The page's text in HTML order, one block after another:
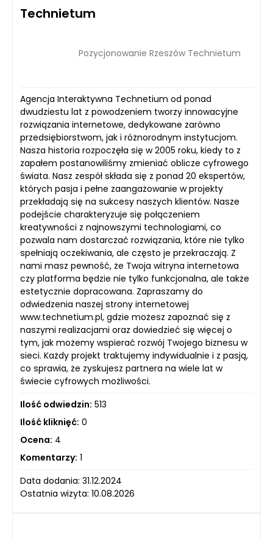
Technietum
Pozycjonowanie Rzeszów Technietum
Agencja Interaktywna Technetium od ponad
dwudziestu lat z powodzeniem tworzy innowacyjne
rozwiązania internetowe, dedykowane zarówno
przedsiębiorstwom, jak i różnorodnym instytucjom.
Nasza historia rozpoczęła się w 2005 roku, kiedy to z
zapałem postanowiliśmy zmieniać oblicze cyfrowego
świata. Nasz zespół składa się z ponad 20 ekspertów,
których pasja i pełne zaangażowanie w projekty
przekładają się na sukcesy naszych klientów. Nasze
podejście charakteryzuje się połączeniem
kreatywności z najnowszymi technologiami, co
pozwala nam dostarczać rozwiązania, które nie tylko
spełniają oczekiwania, ale często je przekraczają. Z
nami masz pewność, że Twoja witryna internetowa
czy platforma będzie nie tylko funkcjonalna, ale także
estetycznie dopracowana. Zapraszamy do
odwiedzenia naszej strony internetowej
www.technetium.pl, gdzie możesz zapoznać się z
naszymi realizacjami oraz dowiedzieć się więcej o
tym, jak możemy wspierać rozwój Twojego biznesu w
sieci. Każdy projekt traktujemy indywidualnie i z pasją,
co sprawia, że zyskujesz partnera na wiele lat w
świecie cyfrowych możliwości.
Ilość odwiedzin: 513
Ilość kliknięć: 0
Ocena: 4
Komentarzy: 1
Data dodania: 31.12.2024
Ostatnia wizyta: 10.08.2026